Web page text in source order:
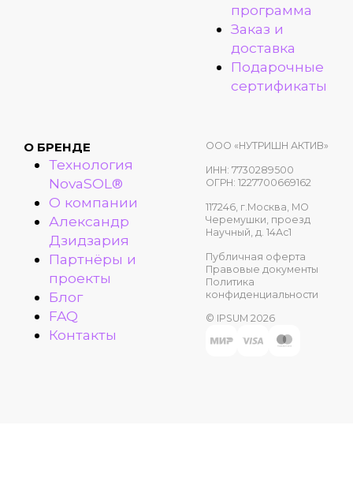
программа
Заказ и
доставка
Подарочные
сертификаты
О БРЕНДЕ
Технология
NovaSOL®
О компании
Александр
Дзидзария
Партнёры и
проекты
Блог
FAQ
Контакты
ООО «НУТРИШН АКТИВ»
ИНН: 7730289500
ОГРН: 1227700669162
117246, г.Москва, МО
Черемушки, проезд
Научный, д. 14Ас1
Публичная оферта
Правовые документы
Политика
конфиденциальности
© IPSUM 2026